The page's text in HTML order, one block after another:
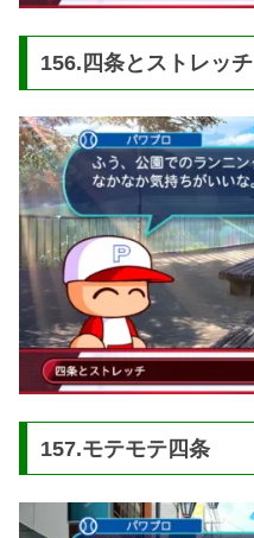
156.四条とストレッチ
157.モテモテ四条